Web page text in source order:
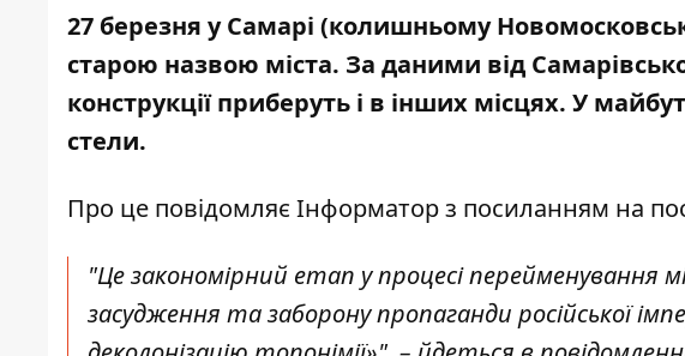
27 березня у Самарі (колишньому
старою назвою міста. За даними від
конструкції приберуть і в інших місцях. У
стели.
Про це повідомляє Інформатор з посиланням на
"Це закономірний етап у процесі перейменування
засудження та заборону пропаганди російської